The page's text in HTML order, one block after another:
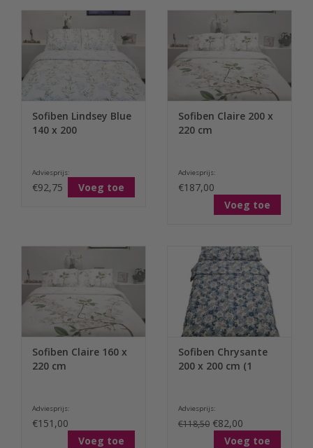
Sofiben Lindsey Blue
140 x 200
Adviesprijs:
€92,75 Voeg toe
Sofiben Claire 200 x
220 cm
Adviesprijs:
€187,00
Voeg toe
Sofiben Claire 160 x
220 cm
Adviesprijs:
€151,00
Voeg toe
Sofiben Chrysante
200 x 200 cm (1
Adviesprijs:
€118,50 €82,00
Voeg toe